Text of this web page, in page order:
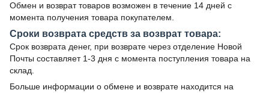
Обмен и возврат товаров возможен в течение 14 дней с
момента получения товара покупателем.
Сроки возврата средств за возврат товара:
Срок возврата денег, при возврате через отделение Новой
Почты составляет 1-3 дня с момента поступления товара на
склад.
Больше информации о обмене и возврате находится на